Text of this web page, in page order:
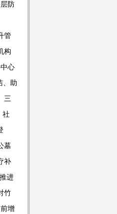
防
管
构
心
、助
三
社
墓
补
进
竹
增